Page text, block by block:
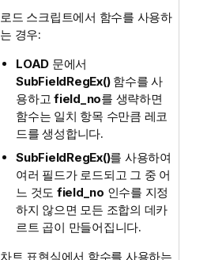
로드 스크립트에서 함수를 사용하
는 경우:
LOAD 문에서
SubFieldRegEx()함수를 사
용하고 field_no를 생략하면
함수는 일치 항목 수만큼 레코
드를 생성합니다.
SubFieldRegEx()를 사용하여
여러 필드가 로드되고 그 중 어
느 것도 field_no 인수를 지정
하지 않으면 모든 조합의 데카
르트 곱이 만들어집니다.
차트 표현식에서 함수를 사용하는